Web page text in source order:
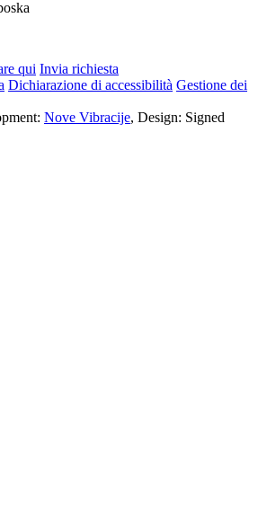
qui Invia richiesta
Dichiarazione di accessibilità Gestione dei
Nove Vibracije, Design: Signed